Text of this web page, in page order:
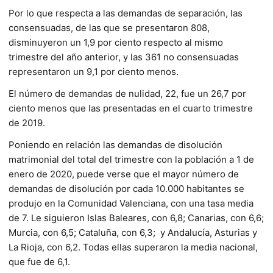
Por lo que respecta a las demandas de separación, las
consensuadas, de las que se presentaron 808,
disminuyeron un 1,9 por ciento respecto al mismo
trimestre del año anterior, y las 361 no consensuadas
representaron un 9,1 por ciento menos.
El número de demandas de nulidad, 22, fue un 26,7 por
ciento menos que las presentadas en el cuarto trimestre
de 2019.
Poniendo en relación las demandas de disolución
matrimonial del total del trimestre con la población a 1 de
enero de 2020, puede verse que el mayor número de
demandas de disolución por cada 10.000 habitantes se
produjo en la Comunidad Valenciana, con una tasa media
de 7. Le siguieron Islas Baleares, con 6,8; Canarias, con 6,6;
Murcia, con 6,5; Cataluña, con 6,3; y Andalucía, Asturias y
La Rioja, con 6,2. Todas ellas superaron la media nacional,
que fue de 6,1.